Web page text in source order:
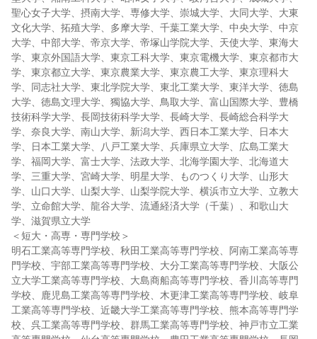
聖心女子大学、摂南大学、専修大学、崇城大学、大同大学、大東
文化大学、拓殖大学、多摩大学、千葉工業大学、中央大学、中京
大学、中部大学、帝京大学、帝塚山学院大学、天使大学、東海大
学、東京外国語大学、東京工科大学、東京電機大学、東京都市大
学、東京都立大学、東京農業大学、東京農工大学、東京理科大
学、同志社大学、東北学院大学、東北工業大学、東洋大学、徳島
大学、徳島文理大学、獨協大学、鳥取大学、富山国際大学、豊橋
技術科学大学、長岡技術科学大学、長崎大学、長崎総合科学大
学、奈良大学、南山大学、新潟大学、西日本工業大学、日本大
学、日本工業大学、八戸工業大学、兵庫県立大学、広島工業大
学、福岡大学、富士大学、法政大学、北海学園大学、北海道大
学、三重大学、宮崎大学、明星大学、ものつくり大学、山形大
学、山口大学、山梨大学、山梨学院大学、横浜市立大学、立教大
学、立命館大学、龍谷大学、流通経済大学（千葉）、和歌山大
学、滋賀県立大学
＜短大・高専・専門学校＞
明石工業高等専門学校、秋田工業高等専門学校、阿南工業高等専
門学校、宇部工業高等専門学校、大分工業高等専門学校、大阪公
立大学工業高等専門学校、大島商船高等専門学校、香川高等専門
学校、鹿児島工業高等専門学校、木更津工業高等専門学校、岐阜
工業高等専門学校、近畿大学工業高等専門学校、熊本高等専門学
校、呉工業高等専門学校、群馬工業高等専門学校、神戸市立工業